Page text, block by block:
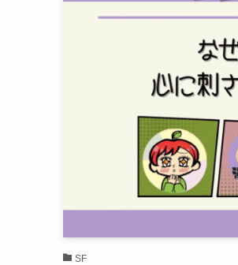
SF